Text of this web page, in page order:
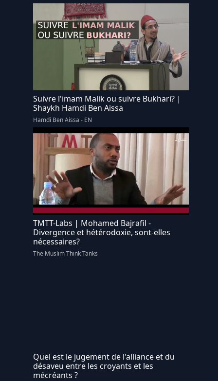
Suivre l'imam Malik ou suivre Bukhari? |
Shaykh Hamdi Ben Aissa
Hamdi Ben Aissa - EN
TMTT-Labs | Mohamed Bajrafil -
Divergence et hétérodoxie, sont-elles
nécessaires?
The Muslim Think Tanks
Quel est le jugement de l'alliance et du
désaveu entre les croyants et les
mécréants ?